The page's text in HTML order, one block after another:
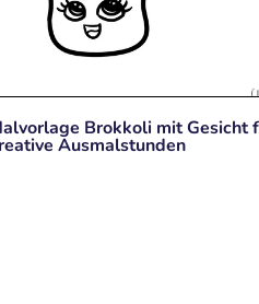
Brokkoli mit Gesicht
Ausmalstunden